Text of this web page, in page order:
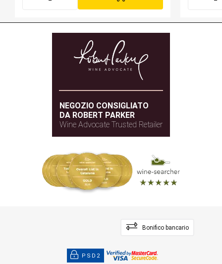
NEGOZIO CONSIGLIATO
DA ROBERT PARKER
Wine Advocate Trusted Retailer
Bonifico bancario
PSD2